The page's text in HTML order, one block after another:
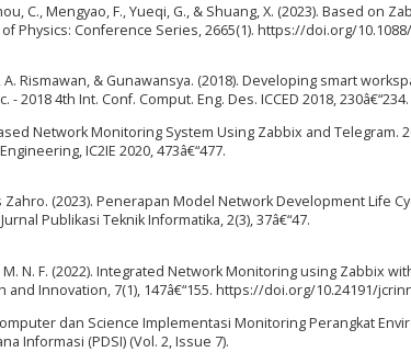
C., Mengyao, F., Yueqi, G., & Shuang, X. (2023). Based on
Physics: Conference Series, 2665(1). https://doi.org/
Rismawan, & Gunawansya. (2018). Developing smart
4th Int. Conf. Comput. Eng. Des. ICCED 2018, 230â€“234.
Network Monitoring System Using Zabbix and Telegram.
IC2IE 2020, 473â€“477.
(2023). Penerapan Model Network Development Life
Publikasi Teknik Informatika, 2(3), 37â€“47.
N. F. (2022). Integrated Network Monitoring using Zabbix
Innovation, 7(1), 147â€“155. https://doi.org/10.24191/
dan Science Implementasi Monitoring Perangkat
Informasi (PDSI) (Vol. 2, Issue 7).